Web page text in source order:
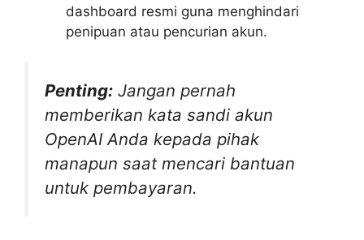
dashboard resmi guna menghindari
penipuan atau pencurian akun.
Penting: Jangan pernah
memberikan kata sandi akun
OpenAI Anda kepada pihak
manapun saat mencari bantuan
untuk pembayaran.